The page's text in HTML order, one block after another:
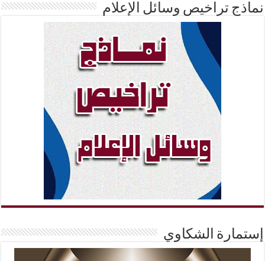
نماذج تراخيص وسائل الإعلام
إستمارة الشكاوي